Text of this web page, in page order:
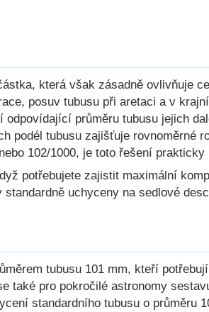
která však zásadně ovlivňuje
posuv tubusu při aretaci a v
průměru tubusu jejich
podél tubusu zajišťuje rovnoměrné
102/1000, je toto řešení prakticky
potřebujete zajistit maximální
uchyceny na sedlové
tubusu 101 mm, kteří
také pro pokročilé astronomy
standardního tubusu o průměru